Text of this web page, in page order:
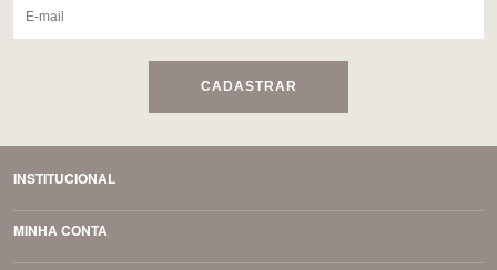
CADASTRAR
INSTITUCIONAL
MINHA CONTA